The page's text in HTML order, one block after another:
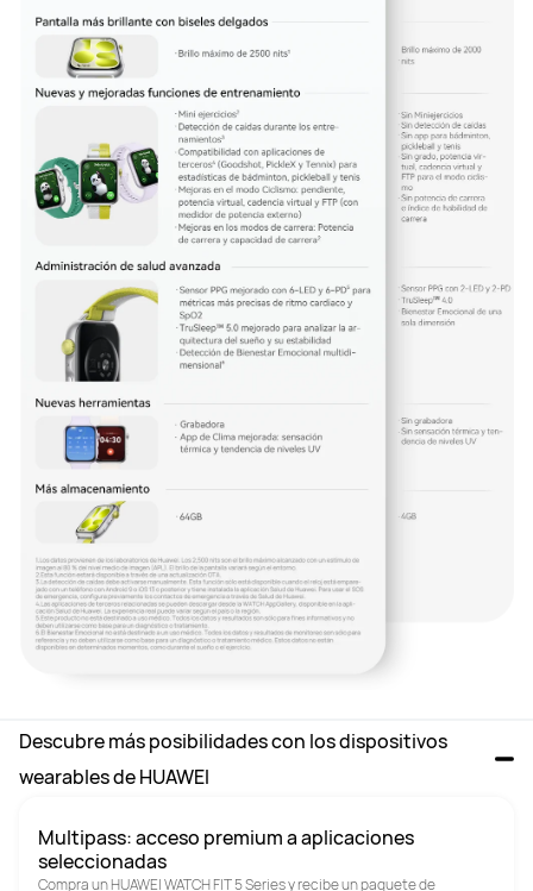
Descubre más posibilidades con los dispositivos
wearables de HUAWEI
Multipass: acceso premium a aplicaciones
seleccionadas
Compra un HUAWEI WATCH FIT 5 Series y recibe un paquete de